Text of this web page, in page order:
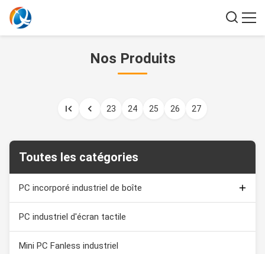
Nos Produits
23 24 25 26 27
Toutes les catégories
PC incorporé industriel de boîte
Moniteur capacitif de contact
PC industriel d'écran tactile
Mini PC Fanless industriel